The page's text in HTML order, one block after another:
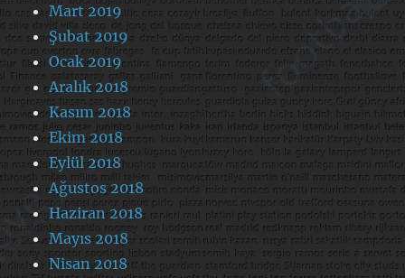
Mart 2019
Şubat 2019
Ocak 2019
Aralık 2018
Kasım 2018
Ekim 2018
Eylül 2018
Ağustos 2018
Haziran 2018
Mayıs 2018
Nisan 2018